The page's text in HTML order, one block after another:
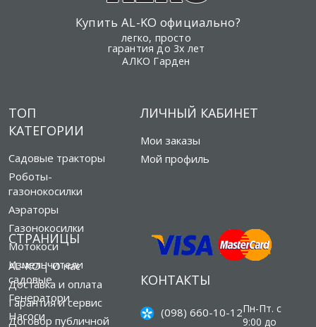
Купить AL-KO официально?
легко, просто
гарантия до 3х лет
АЛКО Гарден
ТОП
КАТЕГОРИИ
Садовые тракторы
Роботы-
газонокосилки
Аэраторы
Газонокосилки
Мотокоси
Измельчители
садовые
Генератори
Насоси
СТРАНИЦЫ
AL-KO | О нас
Доставка и оплата
Гарантия и сервис
Договор публичной
ЛИЧНЫЙ КАБИНЕТ
Мои заказы
Мой профиль
КОНТАКТЫ
(098) 660-10-12Пн-Пт. с
9:00 до